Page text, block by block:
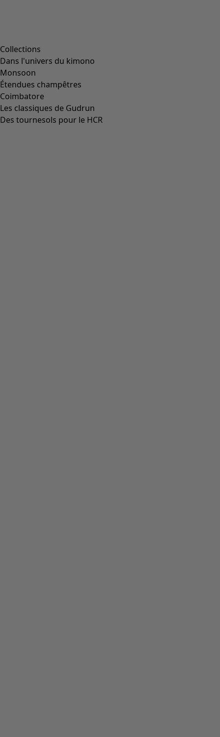
Collections
Dans l'univers du kimono
Monsoon
Étendues champêtres
Coimbatore
Les classiques de Gudrun
Des tournesols pour le HCR